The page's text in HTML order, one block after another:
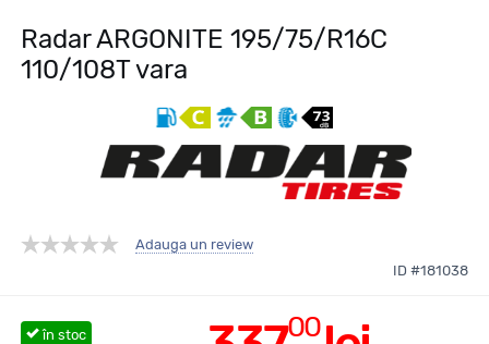
Radar ARGONITE 195/75/R16C
110/108T vara
Adauga un review
ID #181038
00
în stoc